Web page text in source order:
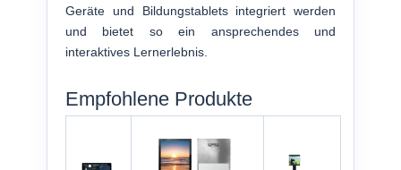
Geräte und Bildungstablets integriert werden
und bietet so ein ansprechendes und
interaktives Lernerlebnis.
Empfohlene Produkte